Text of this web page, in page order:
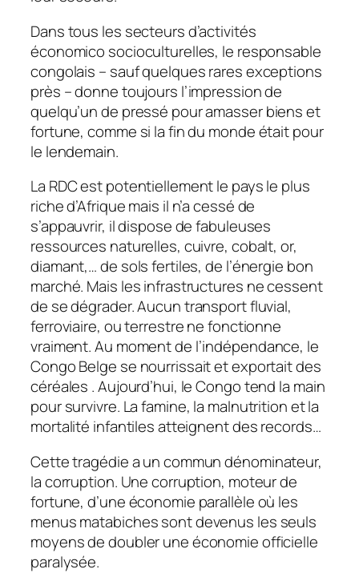
Dans tous les secteurs d’activités
économico socioculturelles, le responsable
congolais – sauf quelques rares exceptions
près – donne toujours l’impression de
quelqu’un de pressé pour amasser biens et
fortune, comme si la fin du monde était pour
le lendemain.
La RDC est potentiellement le pays le plus
riche d’Afrique mais il n’a cessé de
s’appauvrir, il dispose de fabuleuses
ressources naturelles, cuivre, cobalt, or,
diamant,… de sols fertiles, de l’énergie bon
marché. Mais les infrastructures ne cessent
de se dégrader. Aucun transport fluvial,
ferroviaire, ou terrestre ne fonctionne
vraiment. Au moment de l’indépendance, le
Congo Belge se nourrissait et exportait des
céréales . Aujourd’hui, le Congo tend la main
pour survivre. La famine, la malnutrition et la
mortalité infantiles atteignent des records…
Cette tragédie a un commun dénominateur,
la corruption. Une corruption, moteur de
fortune, d’une économie parallèle où les
menus matabiches sont devenus les seuls
moyens de doubler une économie officielle
paralysée.